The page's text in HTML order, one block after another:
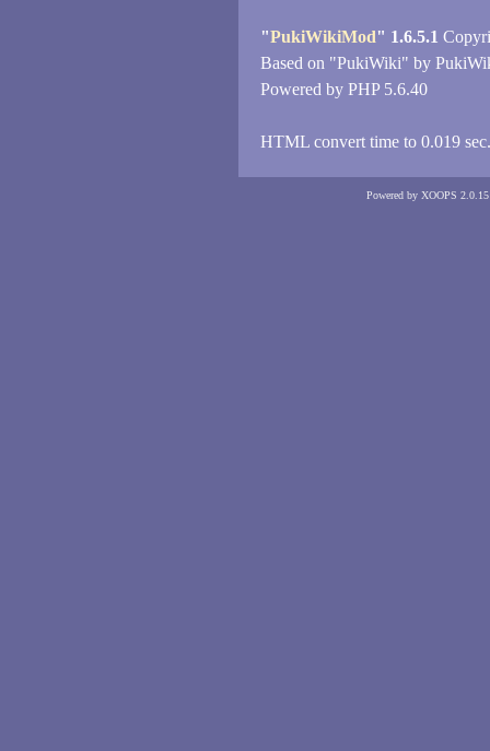
"PukiWikiMod" 1.6.5.1
Based on "PukiWiki" by
Powered by PHP 5.6.40
HTML convert time to 0.019 sec.
Powered by XOOPS